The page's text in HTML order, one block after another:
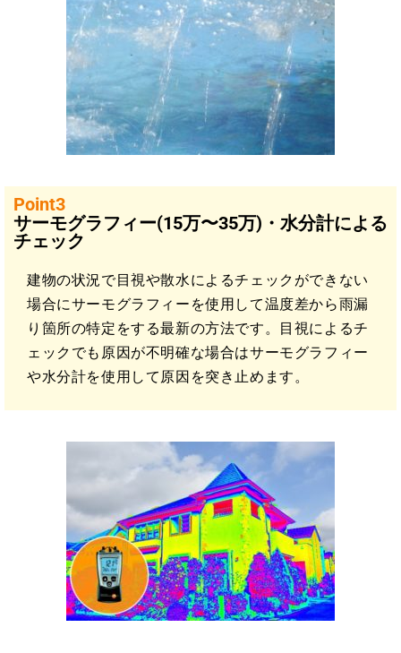
Point3
サーモグラフィー(15万〜35万)・水分計による
チェック
建物の状況で目視や散水によるチェックができない
場合にサーモグラフィーを使用して温度差から雨漏
り箇所の特定をする最新の方法です。目視によるチ
ェックでも原因が不明確な場合はサーモグラフィー
や水分計を使用して原因を突き止めます。